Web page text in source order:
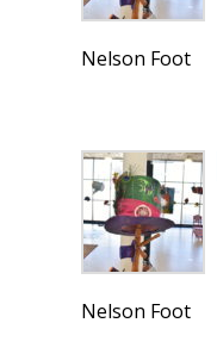
Nelson Foot
Nelson Foot